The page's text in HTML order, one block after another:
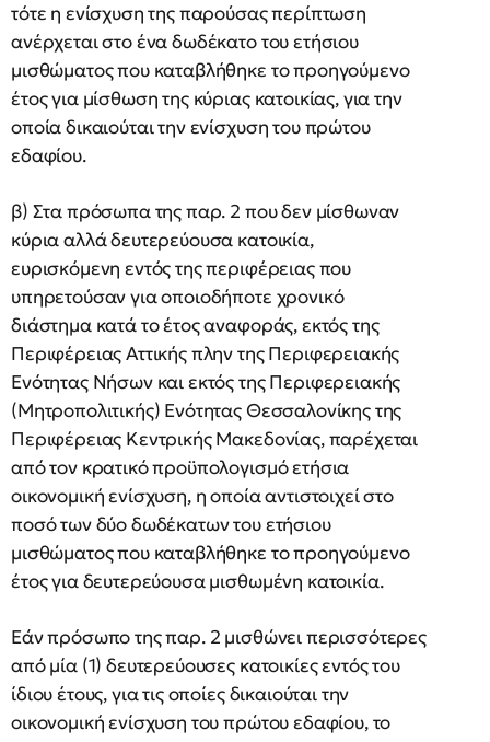
τότε η ενίσχυση της παρούσας περίπτωση
ανέρχεται στο ένα δωδέκατο του ετήσιου
μισθώματος που καταβλήθηκε το προηγούμενο
έτος για μίσθωση της κύριας κατοικίας, για την
οποία δικαιούται την ενίσχυση του πρώτου
εδαφίου.
β) Στα πρόσωπα της παρ. 2 που δεν μίσθωναν
κύρια αλλά δευτερεύουσα κατοικία,
ευρισκόμενη εντός της περιφέρειας που
υπηρετούσαν για οποιοδήποτε χρονικό
διάστημα κατά το έτος αναφοράς, εκτός της
Περιφέρειας Αττικής πλην της Περιφερειακής
Ενότητας Νήσων και εκτός της Περιφερειακής
(Μητροπολιτικής) Ενότητας Θεσσαλονίκης της
Περιφέρειας Κεντρικής Μακεδονίας, παρέχεται
από τον κρατικό προϋπολογισμό ετήσια
οικονομική ενίσχυση, η οποία αντιστοιχεί στο
ποσό των δύο δωδέκατων του ετήσιου
μισθώματος που καταβλήθηκε το προηγούμενο
έτος για δευτερεύουσα μισθωμένη κατοικία.
Εάν πρόσωπο της παρ. 2 μισθώνει περισσότερες
από μία (1) δευτερεύουσες κατοικίες εντός του
ίδιου έτους, για τις οποίες δικαιούται την
οικονομική ενίσχυση του πρώτου εδαφίου, το